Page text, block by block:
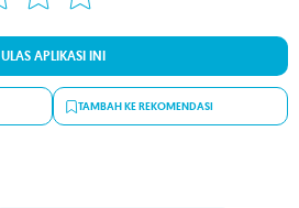
ULAS APLIKASI INI
TAMBAH KE REKOMENDASI